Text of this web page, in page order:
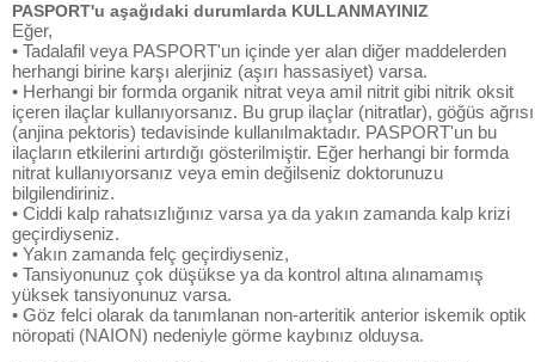
PASPORT'u aşağıdaki durumlarda KULLANMAYINIZ
Eğer,
• Tadalafil veya PASPORT'un içinde yer alan diğer maddelerden
herhangi birine karşı alerjiniz (aşırı hassasiyet) varsa.
• Herhangi bir formda organik nitrat veya amil nitrit gibi nitrik oksit
içeren ilaçlar kullanıyorsanız. Bu grup ilaçlar (nitratlar), göğüs ağrısı
(anjina pektoris) tedavisinde kullanılmaktadır. PASPORT'un bu
ilaçların etkilerini artırdığı gösterilmiştir. Eğer herhangi bir formda
nitrat kullanıyorsanız veya emin değilseniz doktorunuzu
bilgilendiriniz.
• Ciddi kalp rahatsızlığınız varsa ya da yakın zamanda kalp krizi
geçirdiyseniz.
• Yakın zamanda felç geçirdiyseniz,
• Tansiyonunuz çok düşükse ya da kontrol altına alınamamış
yüksek tansiyonunuz varsa.
• Göz felci olarak da tanımlanan non-arteritik anterior iskemik optik
nöropati (NAION) nedeniyle görme kaybınız olduysa.